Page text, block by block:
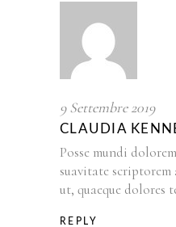
9 Settembre 2019
CLAUDIA
Posse mundi
suavitate
ut, quaeque dolores
REPLY